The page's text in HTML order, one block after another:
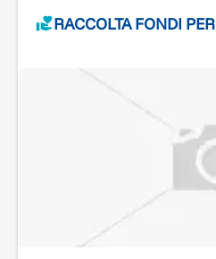
RACCOLTA FONDI PER